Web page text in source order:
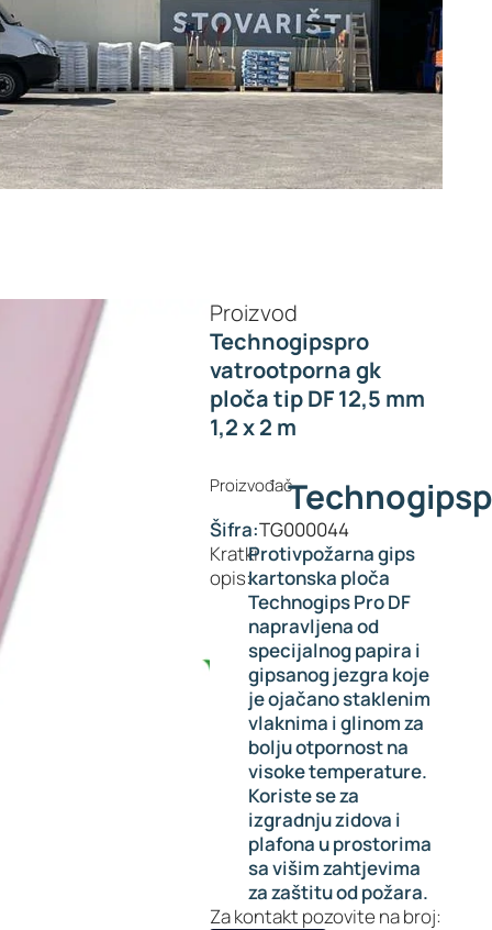
Proizvod
Technogipspro
vatrootporna gk
ploča tip DF 12,5 mm
1,2 x 2 m
Proizvođač
Šifra:TG000044
Kratki
opis:
Protivpožarna gips
kartonska ploča
Technogips Pro DF
napravljena od
specijalnog papira i
gipsanog jezgra koje
je ojačano staklenim
vlaknima i glinom za
bolju otpornost na
visoke temperature.
Koriste se za
izgradnju zidova i
plafona u prostorima
sa višim zahtjevima
za zaštitu od požara.
Za kontakt pozovite na broj: